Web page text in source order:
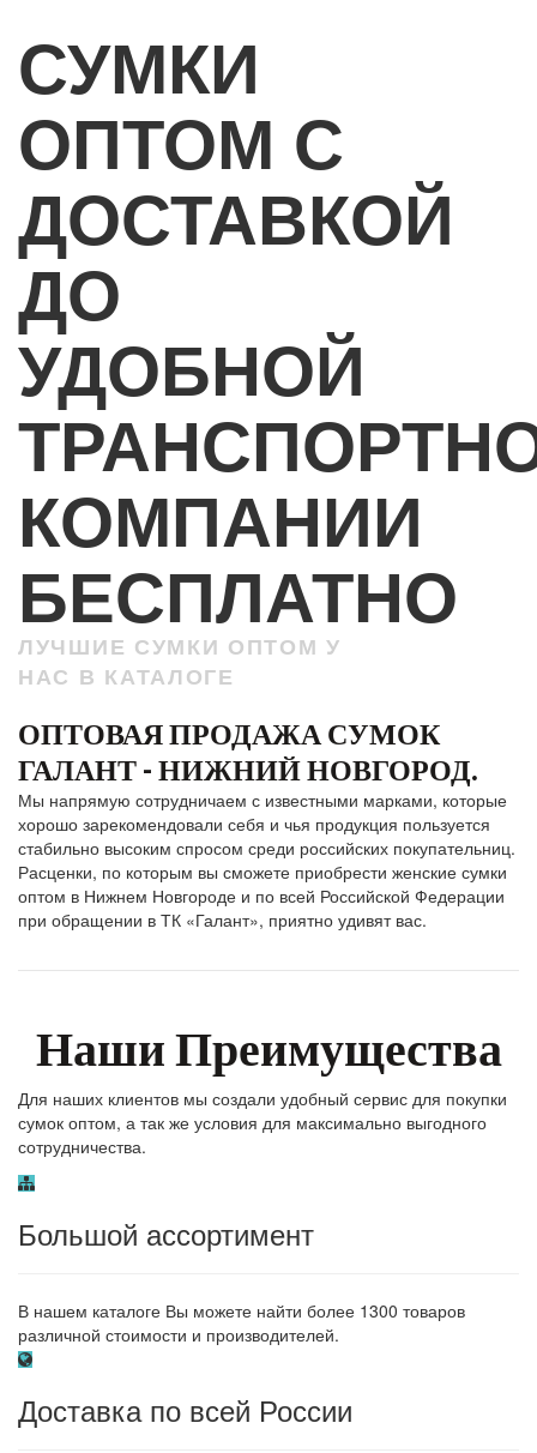
СУМКИ
ОПТОМ С
ДОСТАВКОЙ
ДО
УДОБНОЙ
КОМПАНИИ
БЕСПЛАТНО
ЛУЧШИЕ СУМКИ ОПТОМ У
НАС В КАТАЛОГЕ
ОПТОВАЯ ПРОДАЖА СУМОК
ГАЛАНТ - НИЖНИЙ НОВГОРОД.
Мы напрямую сотрудничаем с известными марками, которые
хорошо зарекомендовали себя и чья продукция пользуется
стабильно высоким спросом среди российских покупательниц.
Расценки, по которым вы сможете приобрести женские сумки
оптом в Нижнем Новгороде и по всей Российской Федерации
при обращении в ТК «Галант», приятно удивят вас.
Наши Преимущества
Для наших клиентов мы создали удобный сервис для покупки
сумок оптом, а так же условия для максимально выгодного
сотрудничества.
Большой ассортимент
В нашем каталоге Вы можете найти более 1300 товаров
различной стоимости и производителей.
Доставка по всей России